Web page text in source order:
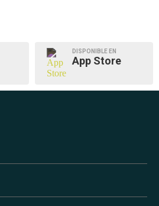
DISPONIBLE EN
App Store